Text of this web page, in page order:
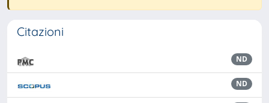
Citazioni
ND
ND